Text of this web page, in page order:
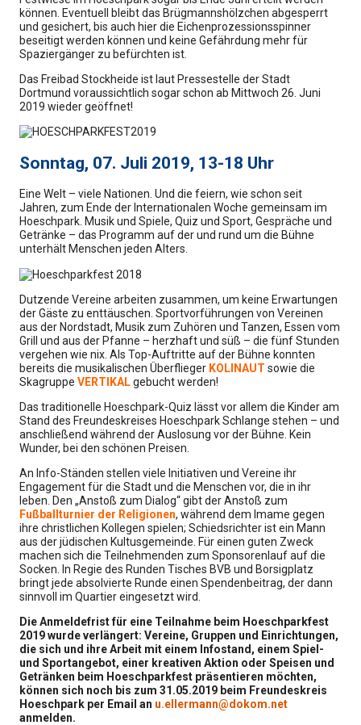
können. Eventuell bleibt das Brügmannshölzchen abgesperrt
und gesichert, bis auch hier die Eichenprozessionsspinner
beseitigt werden können und keine Gefährdung mehr für
Spaziergänger zu befürchten ist.
Das Freibad Stockheide ist laut Pressestelle der Stadt
Dortmund voraussichtlich sogar schon ab Mittwoch 26. Juni
2019 wieder geöffnet!
Sonntag, 07. Juli 2019, 13-18 Uhr
Eine Welt – viele Nationen. Und die feiern, wie schon seit
Jahren, zum Ende der Internationalen Woche gemeinsam im
Hoeschpark. Musik und Spiele, Quiz und Sport, Gespräche und
Getränke – das Programm auf der und rund um die Bühne
unterhält Menschen jeden Alters.
Dutzende Vereine arbeiten zusammen, um keine Erwartungen
der Gäste zu enttäuschen. Sportvorführungen von Vereinen
aus der Nordstadt, Musik zum Zuhören und Tanzen, Essen vom
Grill und aus der Pfanne – herzhaft und süß – die fünf Stunden
vergehen wie nix. Als Top-Auftritte auf der Bühne konnten
bereits die musikalischen Überflieger KOLINAUT sowie die
Skagruppe VERTIKALgebucht werden!
Das traditionelle Hoeschpark-Quiz lässt vor allem die Kinder am
Stand des Freundeskreises Hoeschpark Schlange stehen – und
anschließend während der Auslosung vor der Bühne. Kein
Wunder, bei den schönen Preisen.
An Info-Ständen stellen viele Initiativen und Vereine ihr
Engagement für die Stadt und die Menschen vor, die in ihr
leben. Den „Anstoß zum Dialog“ gibt der Anstoß zum
Fußballturnier der Religionen, während dem Imame gegen
ihre christlichen Kollegen spielen; Schiedsrichter ist ein Mann
aus der jüdischen Kultusgemeinde. Für einen guten Zweck
machen sich die Teilnehmenden zum Sponsorenlauf auf die
Socken. In Regie des Runden Tisches BVB und Borsigplatz
bringt jede absolvierte Runde einen Spendenbeitrag, der dann
sinnvoll im Quartier eingesetzt wird.
Die Anmeldefrist für eine Teilnahme beim Hoeschparkfest
2019 wurde verlängert: Vereine, Gruppen und Einrichtungen,
die sich und ihre Arbeit mit einem Infostand, einem Spiel-
und Sportangebot, einer kreativen Aktion oder Speisen und
Getränken beim Hoeschparkfest präsentieren möchten,
können sich noch bis zum 31.05.2019 beim Freundeskreis
Hoeschpark per Email an u.ellermann@dokom.net
anmelden.